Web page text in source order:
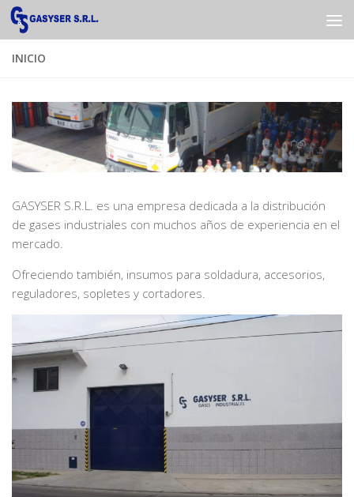
Saltar al contenido
INICIO
GASYSER S.R.L. es una empresa dedicada a la distribución
de gases industriales con muchos años de experiencia en el
mercado.
Ofreciendo también, insumos para soldadura, accesorios,
reguladores, sopletes y cortadores.